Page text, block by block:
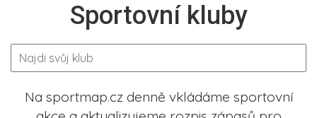
Sportovní kluby
Na sportmap.cz denně vkládáme sportovní